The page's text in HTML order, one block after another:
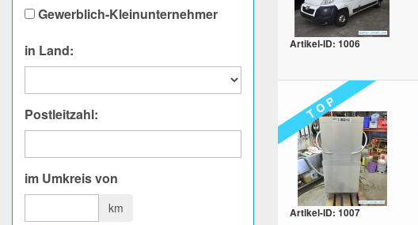
Gewerblich-Kleinunternehmer
in Land:
Postleitzahl:
im Umkreis von
km
Artikel-ID: 1006
T O P
Artikel-ID: 1007